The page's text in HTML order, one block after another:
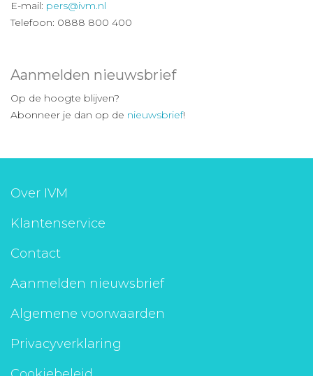
E-mail: pers@ivm.nl
Telefoon: 0888 800 400
Aanmelden nieuwsbrief
Op de hoogte blijven?
Abonneer je dan op de nieuwsbrief!
Over IVM
Klantenservice
Contact
Aanmelden nieuwsbrief
Algemene voorwaarden
Privacyverklaring